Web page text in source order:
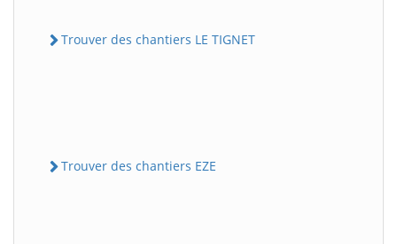
Trouver des chantiers LE TIGNET
Trouver des chantiers EZE